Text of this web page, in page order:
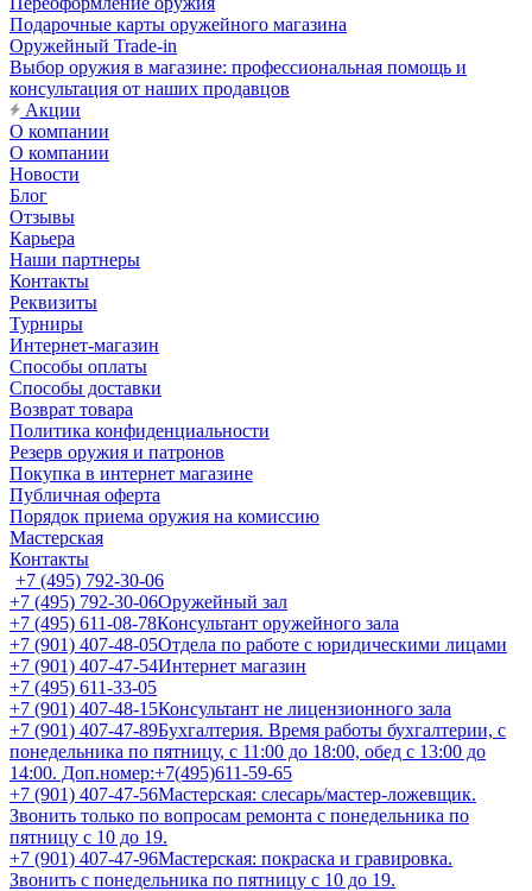
Подарочные карты оружейного магазина
Оружейный Trade-in
Выбор оружия в магазине: профессиональная помощь и
консультация от наших продавцов
Акции
О компании
О компании
Новости
Блог
Отзывы
Карьера
Наши партнеры
Контакты
Реквизиты
Турниры
Интернет-магазин
Способы оплаты
Способы доставки
Возврат товара
Политика конфиденциальности
Резерв оружия и патронов
Покупка в интернет магазине
Публичная оферта
Порядок приема оружия на комиссию
Мастерская
Контакты
+7 (495) 792-30-06
+7 (495) 792-30-06Оружейный зал
+7 (495) 611-08-78Консультант оружейного зала
+7 (901) 407-48-05Отдела по работе с юридическими лицами
+7 (901) 407-47-54Интернет магазин
+7 (495) 611-33-05
+7 (901) 407-48-15Консультант не лицензионного зала
+7 (901) 407-47-89Бухгалтерия. Время работы бухгалтерии, с
понедельника по пятницу, с 11:00 до 18:00, обед с 13:00 до
14:00. Доп.номер:+7(495)611-59-65
+7 (901) 407-47-56Мастерская: слесарь/мастер-ложевщик.
Звонить только по вопросам ремонта с понедельника по
пятницу с 10 до 19.
+7 (901) 407-47-96Мастерская: покраска и гравировка.
Звонить с понедельника по пятницу с 10 до 19.